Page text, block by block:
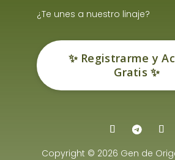
¿Te unes a nuestro linaje?
✨ Registrarme y
Gratis ✨
Copyright © 2026 Gen de